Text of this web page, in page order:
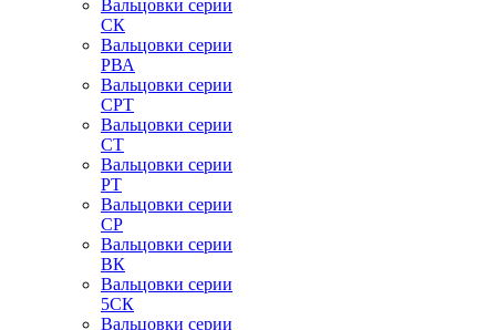
Вальцовки серии
СК
Вальцовки серии
РВА
Вальцовки серии
СРТ
Вальцовки серии
СТ
Вальцовки серии
РТ
Вальцовки серии
СР
Вальцовки серии
ВК
Вальцовки серии
5СК
Вальцовки серии